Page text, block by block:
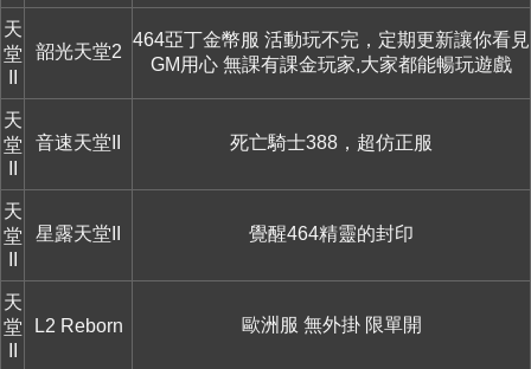
天
堂
韶光天堂2
464亞丁金幣服 活動玩不完，定期更新讓你看見
GM用心 無課有課金玩家,大家都能暢玩遊戲
天
堂
音速天堂II 死亡騎士388，超仿正服
天
堂
星露天堂II 覺醒464精靈的封印
天
堂
L2 Reborn 歐洲服 無外掛 限單開